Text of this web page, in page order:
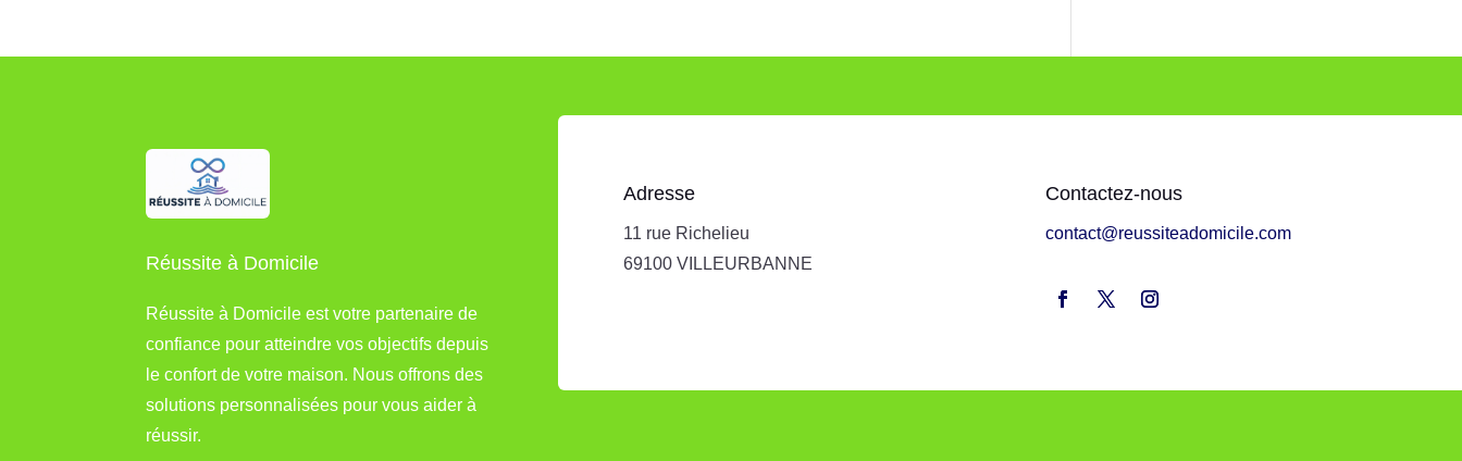
Réussite à Domicile
Réussite à Domicile est votre partenaire de
confiance pour atteindre vos objectifs depuis
le confort de votre maison. Nous offrons des
solutions personnalisées pour vous aider à
réussir.
Adresse
11 rue Richelieu
69100 VILLEURBANNE
Contactez-nous
contact@reussiteadomicile.com